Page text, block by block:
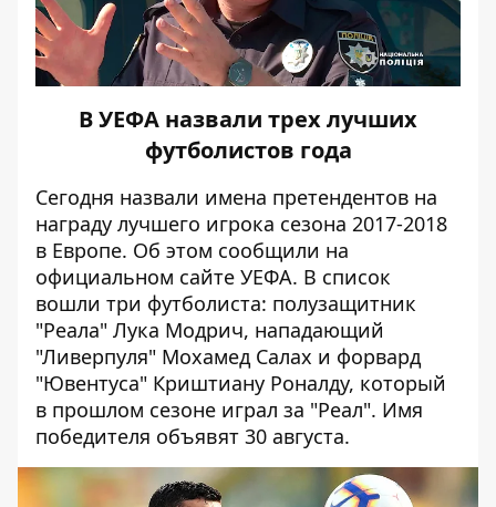
В УЕФА назвали трех лучших
футболистов года
Сегодня назвали имена претендентов на
награду лучшего игрока сезона 2017-2018
в Европе. Об этом сообщили на
официальном сайте УЕФА. В список
вошли три футболиста: полузащитник
"Реала" Лука Модрич, нападающий
"Ливерпуля" Мохамед Салах и форвард
"Ювентуса" Криштиану Роналду, который
в прошлом сезоне играл за "Реал". Имя
победителя объявят 30 августа.